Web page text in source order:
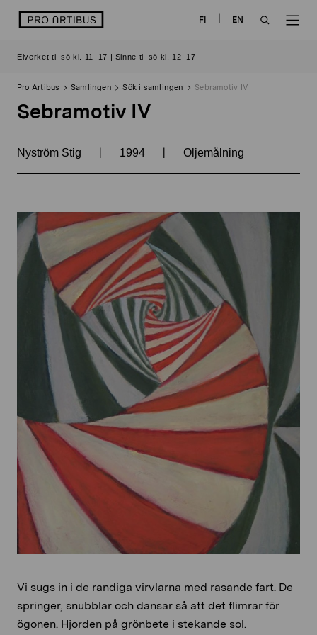
logo FI
EN
Elverket ti–sö kl. 11–17 | Sinne ti–sö kl. 12–17
Pro Artibus Samlingen Sök i samlingen Sebramotiv IV
Sebramotiv IV
Nyström Stig | 1994 | Oljemålning
Vi sugs in i de randiga virvlarna med rasande fart. De
springer, snubblar och dansar så att det flimrar för
ögonen. Hjorden på grönbete i stekande sol.